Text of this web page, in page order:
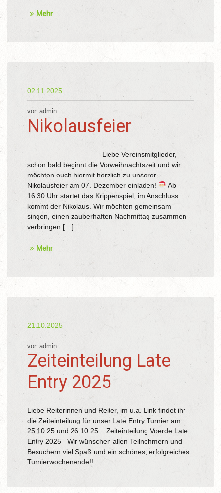
Mehr
02.11.2025
von admin
Nikolausfeier
Liebe Vereinsmitglieder,
schon bald beginnt die Vorweihnachtszeit und wir
möchten euch hiermit herzlich zu unserer
Nikolausfeier am 07. Dezember einladen!
Ab
16:30 Uhr startet das Krippenspiel, im Anschluss
kommt der Nikolaus. Wir möchten gemeinsam
singen, einen zauberhaften Nachmittag zusammen
verbringen […]
Mehr
21.10.2025
von admin
Zeiteinteilung Late
Entry 2025
Liebe Reiterinnen und Reiter, im u.a. Link findet ihr
die Zeiteinteilung für unser Late Entry Turnier am
25.10.25 und 26.10.25. Zeiteinteilung Voerde Late
Entry 2025 Wir wünschen allen Teilnehmern und
Besuchern viel Spaß und ein schönes, erfolgreiches
Turnierwochenende!!